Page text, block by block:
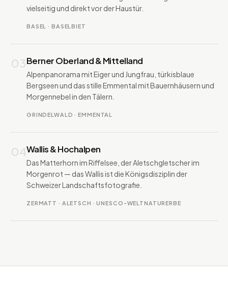
vielseitig und direkt vor der Haustür.
BASEL · BASELBIET
03Berner Oberland & Mittelland
Alpenpanorama mit Eiger und Jungfrau, türkisblaue
Bergseen und das stille Emmental mit Bauernhäusern und
Morgennebel in den Tälern.
GRINDELWALD · EMMENTAL
04Wallis & Hochalpen
Das Matterhorn im Riffelsee, der Aletschgletscher im
Morgenrot — das Wallis ist die Königsdisziplin der
Schweizer Landschaftsfotografie.
ZERMATT · ALETSCH · UNESCO-WELTNATURERBE